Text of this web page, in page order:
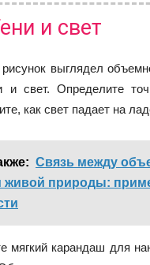
и свет
выглядел
и свет. Определите
как свет падает на
Связь между
живой природы:
мягкий карандаш для